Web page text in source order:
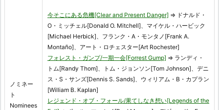
ノミネー
ト
Nominees
今そこにある危機[Clear and Present Danger] ⇒ ドナルド・
O・ミッチェル[Donald O. Mitchell]、マイケル・ハービック
[Michael Herbick]、フランク・A・モンタノ[Frank A.
Montaño]、アート・ロチェスター[Art Rochester]
フォレスト・ガンプ/一期一会[Forrest Gump] ⇒ ランディ・
トム[Randy Thom]、トム・ジョンソン[Tom Johnson]、デニ
ス・S・サンズ[Dennis S. Sands]、ウィリアム・B・カプラン
[William B. Kaplan]
レジェンド・オブ・フォール/果てしなき想い[Legends of the